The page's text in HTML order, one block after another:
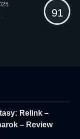
91
Relink –
– Review